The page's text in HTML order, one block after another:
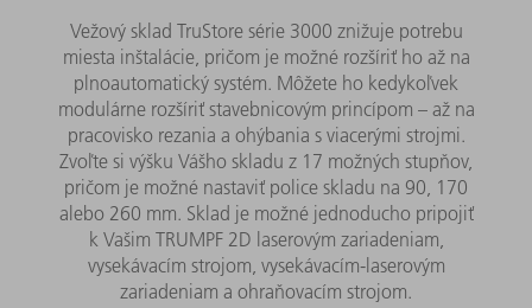
Vežový sklad TruStore série 3000 znižuje potrebu
miesta inštalácie, pričom je možné rozšíriť ho až na
plnoautomatický systém. Môžete ho kedykoľvek
modulárne rozšíriť stavebnicovým princípom – až na
pracovisko rezania a ohýbania s viacerými strojmi.
Zvoľte si výšku Vášho skladu z 17 možných stupňov,
pričom je možné nastaviť police skladu na 90, 170
alebo 260 mm. Sklad je možné jednoducho pripojiť
k Vašim TRUMPF 2D laserovým zariadeniam,
vysekávacím strojom, vysekávacím-laserovým
zariadeniam a ohraňovacím strojom.